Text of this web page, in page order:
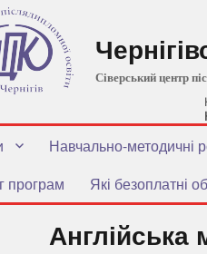
Сіверський центр
Навчально-методичні
програм
Які безоплатні